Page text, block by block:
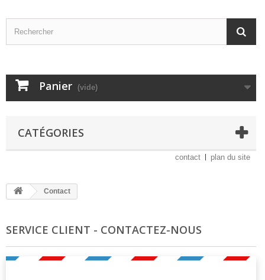
Panier (vide)
CATÉGORIES
contact plan du site
Contact
SERVICE CLIENT - CONTACTEZ-NOUS